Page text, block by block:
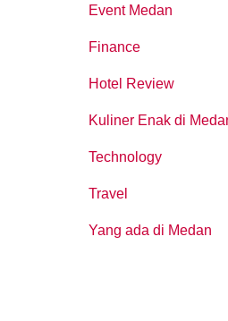
Event Medan
Finance
Hotel Review
Kuliner Enak di
Technology
Travel
Yang ada di Medan